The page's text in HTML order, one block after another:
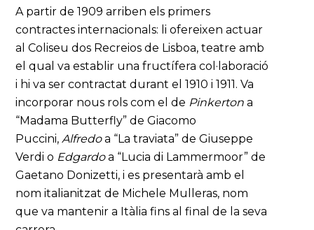
A partir de 1909 arriben els primers
contractes internacionals: li ofereixen actuar
al Coliseu dos Recreios de Lisboa, teatre amb
el qual va establir una fructífera col·laboració
i hi va ser contractat durant el 1910 i 1911. Va
incorporar nous rols com el de Pinkertona
“Madama Butterfly” de Giacomo
Puccini,Alfredoa “La traviata” de Giuseppe
Verdi o Edgardoa “Lucia di Lammermoor” de
Gaetano Donizetti, i es presentarà amb el
nom italianitzat de Michele Mulleras, nom
que va mantenir a Itàlia fins al final de la seva